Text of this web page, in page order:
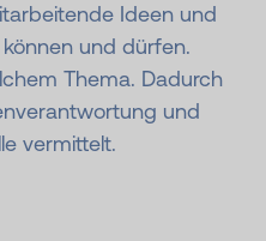
Ideen und
und dürfen.
Thema. Dadurch
und
vermittelt.